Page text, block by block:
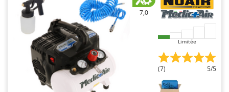
7,0
Limitée
(7) 5/5